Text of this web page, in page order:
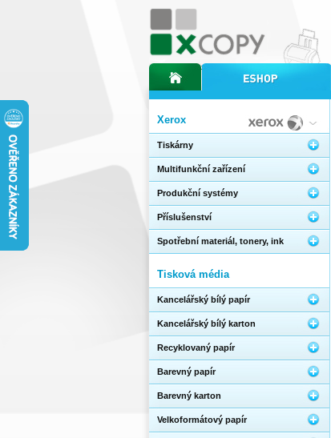
Xerox
Tiskárny
Multifunkční zařízení
Produkční systémy
Příslušenství
Spotřební materiál, tonery, ink
Tisková média
Kancelářský bílý papír
Kancelářský bílý karton
Recyklovaný papír
Barevný papír
Barevný karton
Velkoformátový papír
úvodní stránka xcopyinternetový obchod xcopy